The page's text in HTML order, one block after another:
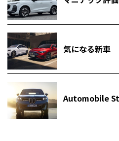
気になる新車
Automobile